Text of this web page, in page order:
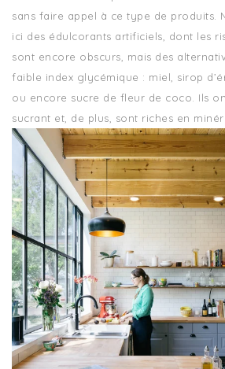
sans faire appel à ce type de produits.
ici des édulcorants artificiels, dont les
sont encore obscurs, mais des
faible index glycémique : miel, sirop
ou encore sucre de fleur de coco. Ils
sucrant et, de plus, sont riches en